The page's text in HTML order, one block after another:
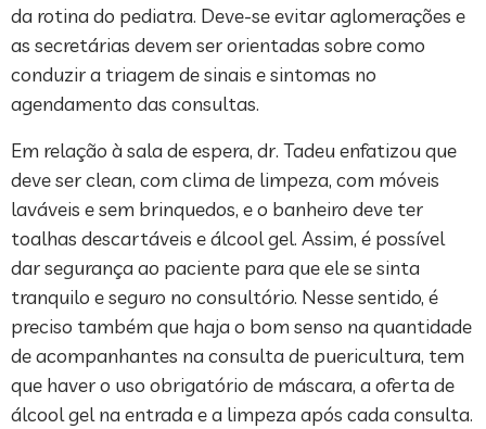
da rotina do pediatra. Deve-se evitar aglomerações e
as secretárias devem ser orientadas sobre como
conduzir a triagem de sinais e sintomas no
agendamento das consultas.
Em relação à sala de espera, dr. Tadeu enfatizou que
deve ser clean, com clima de limpeza, com móveis
laváveis e sem brinquedos, e o banheiro deve ter
toalhas descartáveis e álcool gel. Assim, é possível
dar segurança ao paciente para que ele se sinta
tranquilo e seguro no consultório. Nesse sentido, é
preciso também que haja o bom senso na quantidade
de acompanhantes na consulta de puericultura, tem
que haver o uso obrigatório de máscara, a oferta de
álcool gel na entrada e a limpeza após cada consulta.